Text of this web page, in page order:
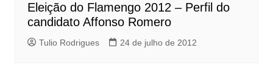
Eleição do Flamengo 2012 – Perfil do
candidato Affonso Romero
Tulio Rodrigues 24 de julho de 2012